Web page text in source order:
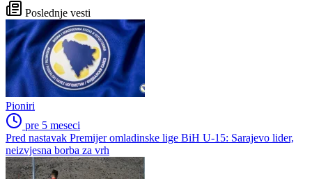
Poslednje vesti
Pioniri
pre 5 meseci
Pred nastavak Premijer omladinske lige BiH U-15: Sarajevo lider,
neizvjesna borba za vrh